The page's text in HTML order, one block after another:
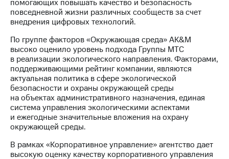
Описание
Программа
приобретения
Порядок
выкупа
акций
Дивиденды
Рынок
облигаций
Описание
Еврооблигации-2023
Уведомление
о
погашении
помогающих повышать качество и безопасность
повседневной жизни различных сообществ за счет
внедрения цифровых технологий.
По группе факторов «Окружающая среда» AK&M
высоко оценило уровень подхода Группы МТС
в реализации экологического направления. Факторами,
поддерживающими рейтинг компании, являются
актуальная политика в сфере экологической
безопасности и охраны окружающей среды
на объектах административного назначения, единая
система управления экологическими аспектами
и ежегодные значительные вложения на охрану
окружающей среды.
В рамках «Корпоративное управление» агентство дает
высокую оценку качеству корпоративного управления